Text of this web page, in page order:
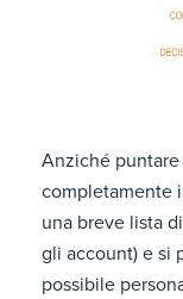
Anziché
completamente
una breve lista
gli account) e si
possibile